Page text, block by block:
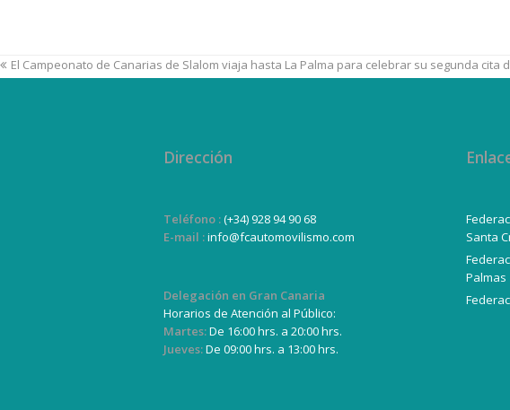
El Campeonato de Canarias de Slalom viaja hasta La Palma para celebrar su segunda cita
Dirección
Teléfono :(+34) 928 94 90 68
E-mail :info@fcautomovilismo.com
Delegación en Gran Canaria
Horarios de Atención al Público:
Martes:De 16:00 hrs. a 20:00 hrs.
Jueves:De 09:00 hrs. a 13:00 hrs.
Santa
Palmas